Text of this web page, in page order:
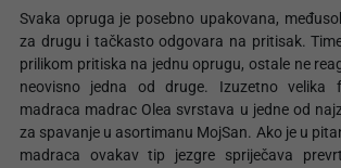
Svaka opruga je posebno upakovana,
za drugu i tačkasto odgovara na pritisak.
prilikom pritiska na jednu oprugu, ostale ne
neovisno jedna od druge. Izuzetno velika
madraca madrac Olea svrstava u jedne od
za spavanje u asortimanu MojSan. Ako je u
madraca ovakav tip jezgre spriječava